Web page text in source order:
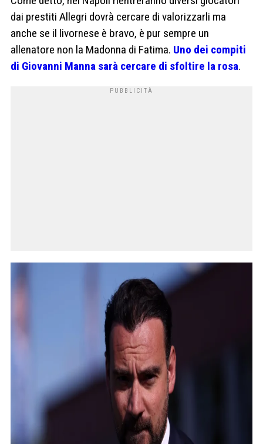
dai prestiti Allegri dovrà cercare di valorizzarli ma
anche se il livornese è bravo, è pur sempre un
allenatore non la Madonna di Fatima. Uno dei compiti
di Giovanni Manna sarà cercare di sfoltire la rosa.